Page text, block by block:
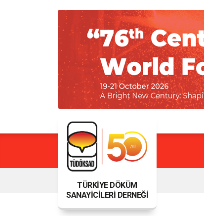
TÜRKİYE DÖKÜM
SANAYİCİLERİ DERNEĞİ